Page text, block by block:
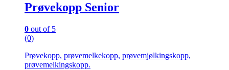
Prøvekopp Senior
0 out of 5
(0)
Prøvekopp, prøvemelkekopp, prøvemjølkingskopp,
prøvemelkingskopp.